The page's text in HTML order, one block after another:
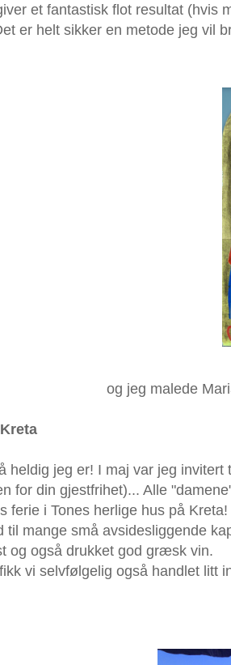
et fantastisk flot resultat (hvis
er helt sikker en metode jeg vil
og jeg malede
heldig jeg er! I maj var jeg invitert
for din gjestfrihet)... Alle
ferie i Tones herlige hus på
til mange små avsidesliggende
og også drukket god græsk vin.
vi selvfølgelig også handlet litt